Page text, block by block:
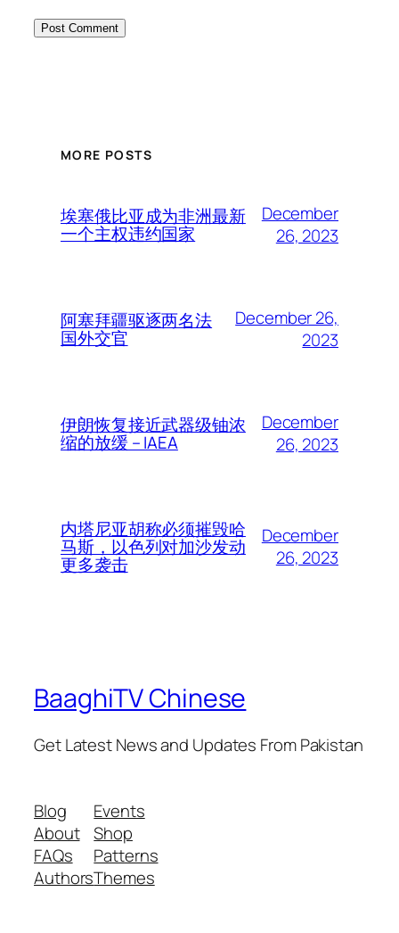
MORE POSTS
埃塞俄比亚成为非洲最新
一个主权违约国家
December
26, 2023
阿塞拜疆驱逐两名法
国外交官
December 26,
2023
伊朗恢复接近武器级铀浓
缩的放缓 – IAEA
December
26, 2023
内塔尼亚胡称必须摧毁哈
马斯，以色列对加沙发动
更多袭击
December
26, 2023
BaaghiTV Chinese
Get Latest News and Updates From Pakistan
Blog
About
FAQs
Authors
Events
Shop
Patterns
Themes